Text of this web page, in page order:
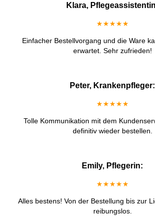
Klara,
★★★★★
Einfacher Bestellvorgang und die Ware
erwartet. Sehr zufrieden!
Peter, Krankenpfleger:
★★★★★
Tolle Kommunikation mit dem
definitiv wieder bestellen.
Emily, Pflegerin:
★★★★★
Alles bestens! Von der Bestellung bis zur
reibungslos.